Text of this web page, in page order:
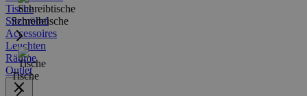
Schreibtische
Tische
Tische
Sitzmöbel
Accessoires
Leuchten
Räume
Outlet